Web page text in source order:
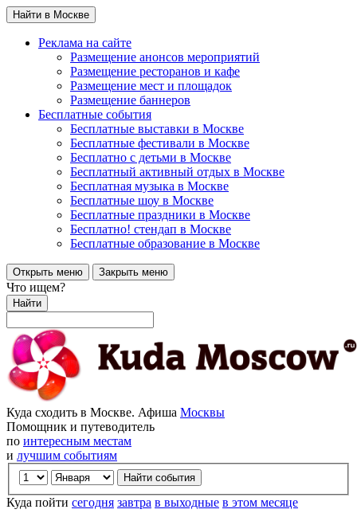
Найти в Москве
Реклама на сайте
Размещение анонсов мероприятий
Размещение ресторанов и кафе
Размещение мест и площадок
Размещение баннеров
Бесплатные события
Бесплатные выставки в Москве
Бесплатные фестивали в Москве
Бесплатно с детьми в Москве
Бесплатный активный отдых в Москве
Бесплатная музыка в Москве
Бесплатные шоу в Москве
Бесплатные праздники в Москве
Бесплатно! стендап в Москве
Бесплатные образование в Москве
Открыть меню Закрыть меню
Что ищем?
Найти
Куда сходить в Москве. Афиша Москвы
Помощник и путеводитель
по интересным местам
и лучшим событиям
Куда пойти сегодня завтра в выходные в этом месяце